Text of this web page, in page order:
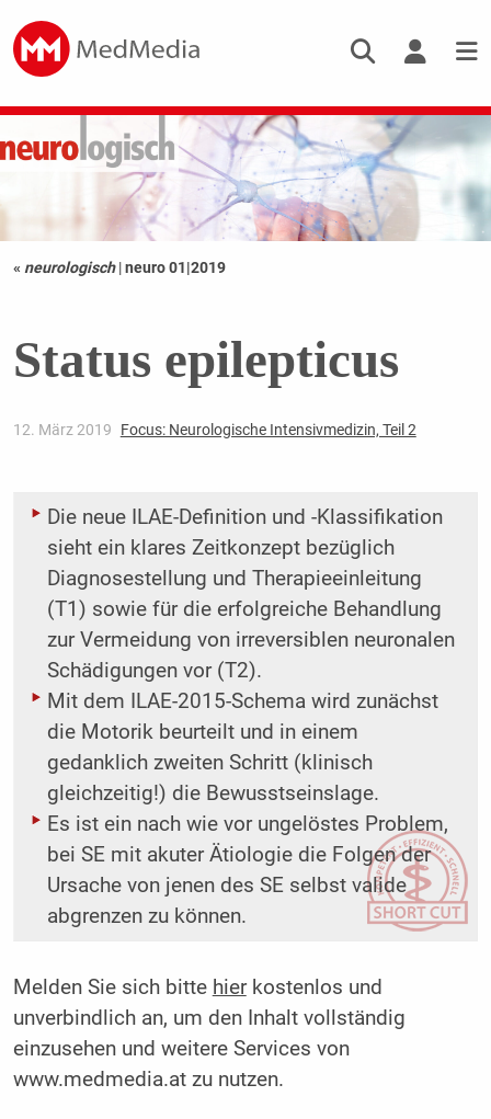
« neurologisch |neuro 01|2019
Status epilepticus
12. März 2019 Focus: Neurologische Intensivmedizin, Teil 2
Die neue ILAE-Definition und -Klassifikation
sieht ein klares Zeitkonzept bezüglich
Diagnosestellung und Therapieeinleitung
(T1) sowie für die erfolgreiche Behandlung
zur Vermeidung von irreversiblen neuronalen
Schädigungen vor (T2).
Mit dem ILAE-2015-Schema wird zunächst
die Motorik beurteilt und in einem
gedanklich zweiten Schritt (klinisch
gleichzeitig!) die Bewusstseinslage.
Es ist ein nach wie vor ungelöstes Problem,
bei SE mit akuter Ätiologie die Folgen der
Ursache von jenen des SE selbst valide
abgrenzen zu können.
Melden Sie sich bitte hierkostenlos und
unverbindlich an, um den Inhalt vollständig
einzusehen und weitere Services von
www.medmedia.at zu nutzen.